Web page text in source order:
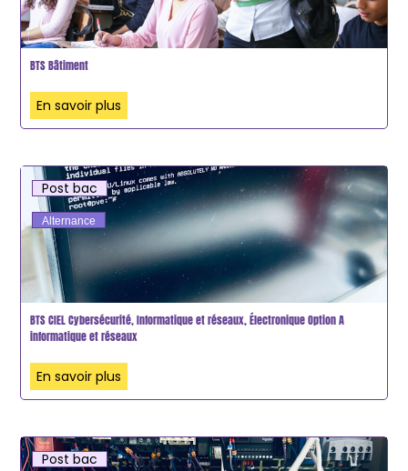
BTS Bâtiment
En savoir plus
Post bac
Alternance
BTS CIEL Cybersécurité, Informatique et réseaux, Électronique Option A
informatique et réseaux
En savoir plus
Post bac